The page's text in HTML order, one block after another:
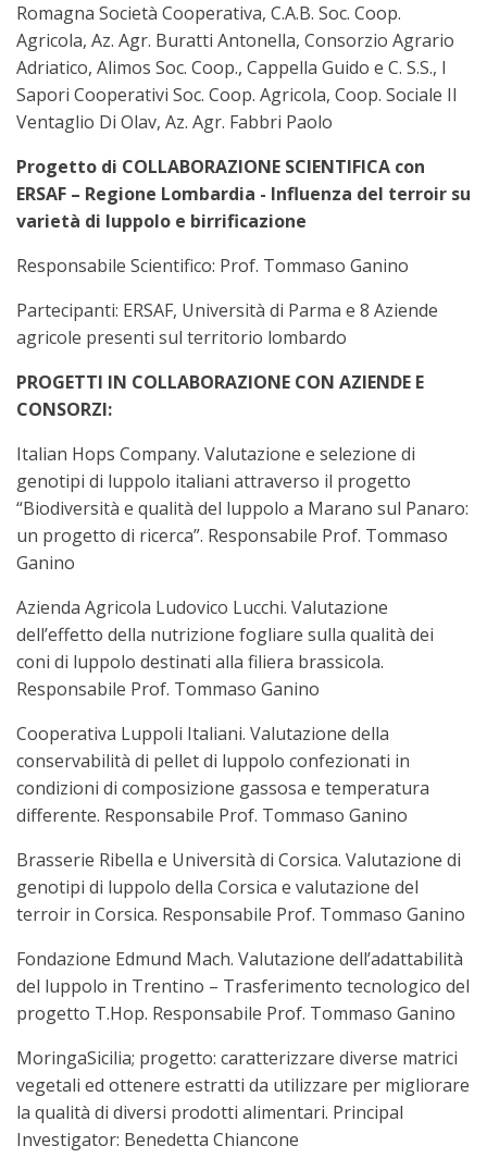
Romagna Società Cooperativa, C.A.B. Soc. Coop.
Agricola, Az. Agr. Buratti Antonella, Consorzio Agrario
Adriatico, Alimos Soc. Coop., Cappella Guido e C. S.S., I
Sapori Cooperativi Soc. Coop. Agricola, Coop. Sociale Il
Ventaglio Di Olav, Az. Agr. Fabbri Paolo
Progetto di COLLABORAZIONE SCIENTIFICA con
ERSAF – Regione Lombardia - Influenza del terroir su
varietà di luppolo e birrificazione
Responsabile Scientifico: Prof. Tommaso Ganino
Partecipanti: ERSAF, Università di Parma e 8 Aziende
agricole presenti sul territorio lombardo
PROGETTI IN COLLABORAZIONE CON AZIENDE E
CONSORZI:
Italian Hops Company. Valutazione e selezione di
genotipi di luppolo italiani attraverso il progetto
“Biodiversità e qualità del luppolo a Marano sul Panaro:
un progetto di ricerca”. Responsabile Prof. Tommaso
Ganino
Azienda Agricola Ludovico Lucchi. Valutazione
dell’effetto della nutrizione fogliare sulla qualità dei
coni di luppolo destinati alla filiera brassicola.
Responsabile Prof. Tommaso Ganino
Cooperativa Luppoli Italiani. Valutazione della
conservabilità di pellet di luppolo confezionati in
condizioni di composizione gassosa e temperatura
differente. Responsabile Prof. Tommaso Ganino
Brasserie Ribella e Università di Corsica. Valutazione di
genotipi di luppolo della Corsica e valutazione del
terroir in Corsica. Responsabile Prof. Tommaso Ganino
Fondazione Edmund Mach. Valutazione dell’adattabilità
del luppolo in Trentino – Trasferimento tecnologico del
progetto T.Hop. Responsabile Prof. Tommaso Ganino
MoringaSicilia; progetto: caratterizzare diverse matrici
vegetali ed ottenere estratti da utilizzare per migliorare
la qualità di diversi prodotti alimentari. Principal
Investigator: Benedetta Chiancone